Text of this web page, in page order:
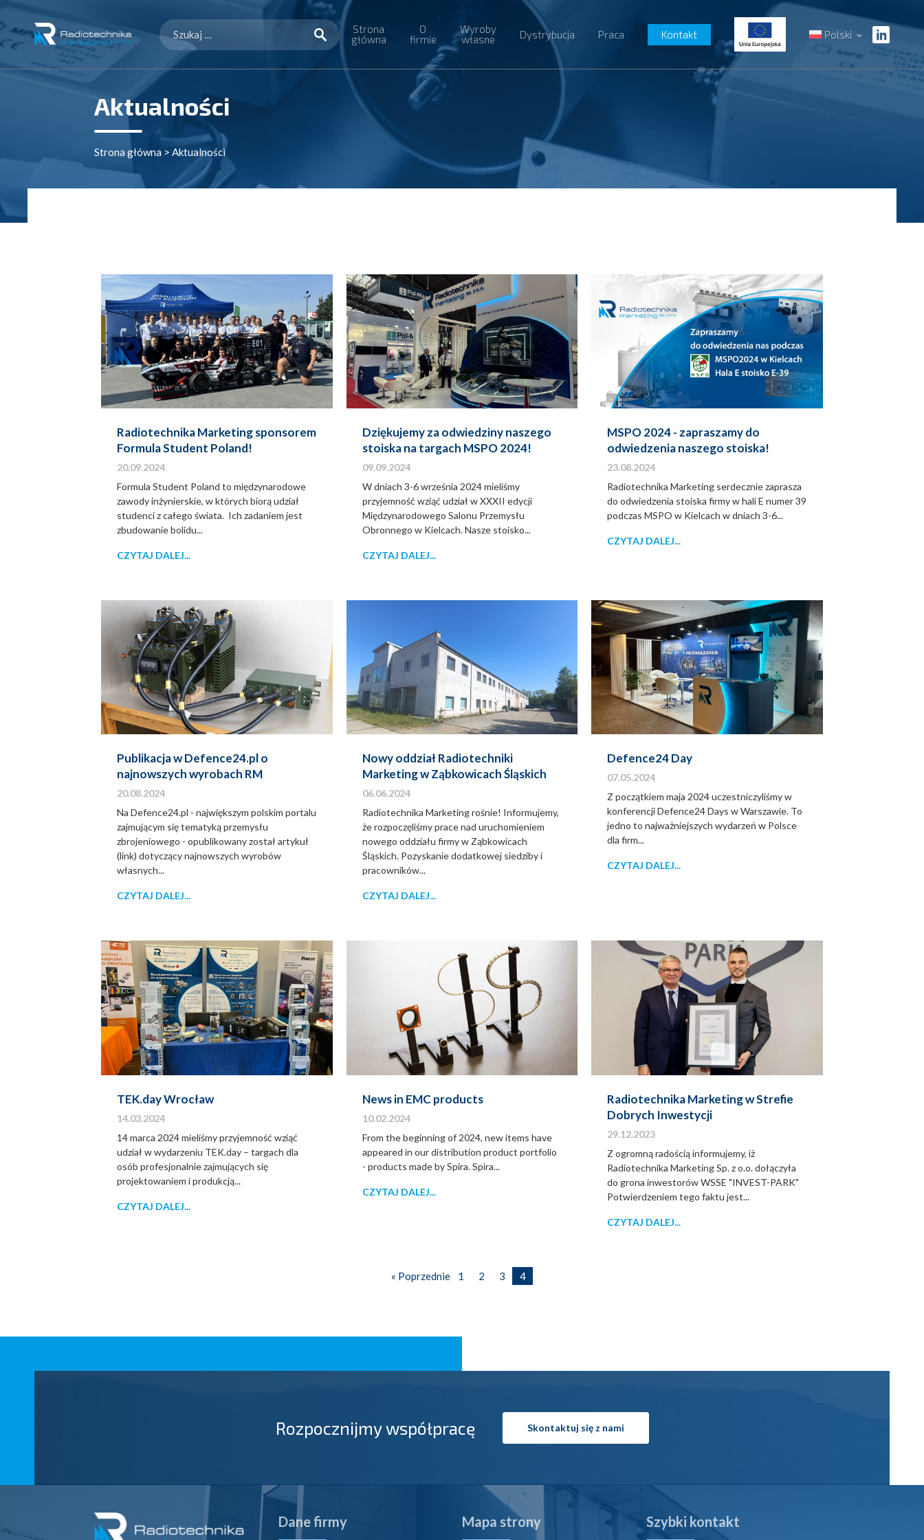
Szukaj:
Strona
główna
O
firmie
Wyroby
własne
Dystrybucja Praca Kontakt Polski
Aktualności
Strona główna > Aktualności
Radiotechnika Marketing sponsorem
Formula Student Poland!
20.09.2024
Formula Student Poland to międzynarodowe
zawody inżynierskie, w których biorą udział
studenci z całego świata. Ich zadaniem jest
zbudowanie bolidu...
CZYTAJ DALEJ...
Dziękujemy za odwiedziny naszego
stoiska na targach MSPO 2024!
09.09.2024
W dniach 3-6 września 2024 mieliśmy
przyjemność wziąć udział w XXXII edycji
Międzynarodowego Salonu Przemysłu
Obronnego w Kielcach. Nasze stoisko...
CZYTAJ DALEJ...
MSPO 2024 - zapraszamy do
odwiedzenia naszego stoiska!
23.08.2024
Radiotechnika Marketing serdecznie zaprasza
do odwiedzenia stoiska firmy w hali E numer 39
podczas MSPO w Kielcach w dniach 3-6...
CZYTAJ DALEJ...
Publikacja w Defence24.pl o
najnowszych wyrobach RM
20.08.2024
Na Defence24.pl - największym polskim portalu
zajmującym się tematyką przemysłu
zbrojeniowego - opublikowany został artykuł
(link) dotyczący najnowszych wyrobów
własnych...
CZYTAJ DALEJ...
Nowy oddział Radiotechniki
Marketing w Ząbkowicach Śląskich
06.06.2024
Radiotechnika Marketing rośnie! Informujemy,
że rozpoczęliśmy prace nad uruchomieniem
nowego oddziału firmy w Ząbkowicach
Śląskich. Pozyskanie dodatkowej siedziby i
pracowników...
CZYTAJ DALEJ...
Defence24 Day
07.05.2024
Z początkiem maja 2024 uczestniczyliśmy w
konferencji Defence24 Days w Warszawie. To
jedno to najważniejszych wydarzeń w Polsce
dla firm...
CZYTAJ DALEJ...
TEK.day Wrocław
14.03.2024
14 marca 2024 mieliśmy przyjemność wziąć
udział w wydarzeniu TEK.day – targach dla
osób profesjonalnie zajmujących się
projektowaniem i produkcją...
CZYTAJ DALEJ...
News in EMC products
10.02.2024
From the beginning of 2024, new items have
appeared in our distribution product portfolio
- products made by Spira. Spira...
CZYTAJ DALEJ...
Radiotechnika Marketing w Strefie
Dobrych Inwestycji
29.12.2023
Z ogromną radością informujemy, iż
Radiotechnika Marketing Sp. z o.o. dołączyła
do grona inwestorów WSSE "INVEST-PARK"
Potwierdzeniem tego faktu jest...
CZYTAJ DALEJ...
« Poprzednie 1 2 3 4
Rozpocznijmy współpracę Skontaktuj się z nami
Dane firmy Mapa strony Szybki kontakt